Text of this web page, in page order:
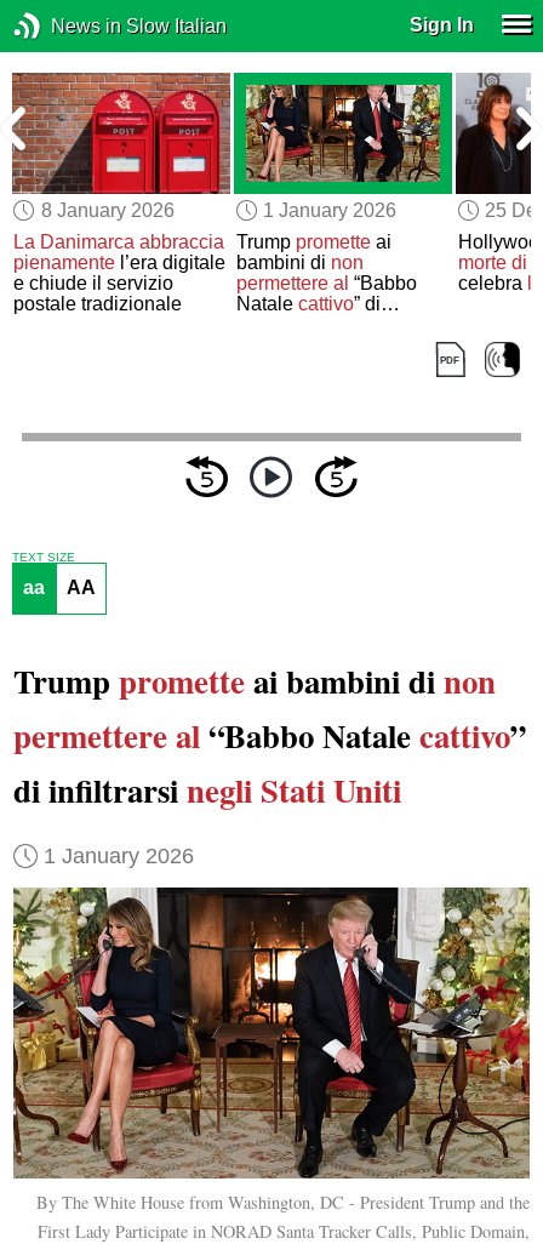
News in Slow Italian Sign In
8 January 2026
La Danimarca abbraccia
pienamente l’era digitale
e chiude il servizio
postale tradizionale
1 January 2026
Trump prometteai
bambini di non
permettere al “Babbo
Natale cattivo” di
25
morte di
celebra
TEXT SIZE
aa AA
Trump prometteai bambini dinon
permettere al“Babbo Natalecattivo”
di infiltrarsinegli Stati Uniti
1 January 2026
By The White House from Washington, DC - President Trump and the
First Lady Participate in NORAD Santa Tracker Calls, Public Domain,